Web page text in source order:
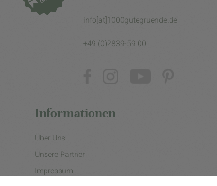
info[at]1000gutegruende.de
+49 (0)2839-59 00
Informationen
Über Uns
Unsere Partner
Impressum